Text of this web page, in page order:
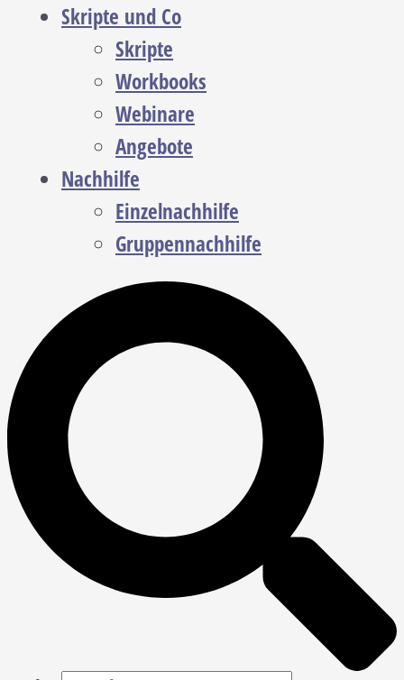
Skripte und Co
Skripte
Workbooks
Webinare
Angebote
Nachhilfe
Einzelnachhilfe
Gruppennachhilfe